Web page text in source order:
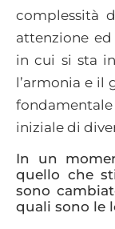
complessità
attenzione
in cui si sta
l’armonia e il
iniziale di
In un
quello che
sono
quali sono le